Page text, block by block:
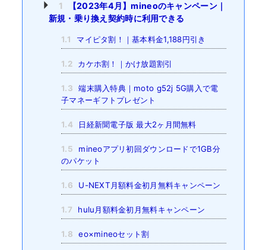
1
【2023年4月】mineoのキャンペーン｜
新規・乗り換え契約時に利用できる
1.1 マイピタ割！｜基本料金1,188円引き
1.2 カケホ割！｜かけ放題割引
1.3
端末購入特典｜moto g52j 5G購入で電
子マネーギフトプレゼント
1.4 日経新聞電子版 最大2ヶ月間無料
1.5
mineoアプリ初回ダウンロードで1GB分
のパケット
1.6 U-NEXT月額料金初月無料キャンペーン
1.7 hulu月額料金初月無料キャンペーン
1.8 eo×mineoセット割